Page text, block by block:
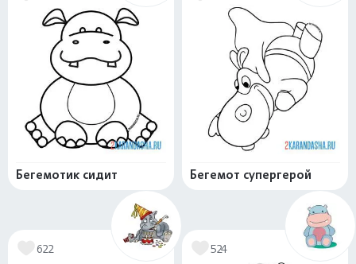
Бегемотик сидит Бегемот супергерой
622 524